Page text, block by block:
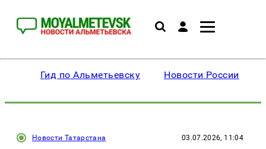
Гид по Альметьевску Новости России
Новости Татарстана 03.07.2026, 11:04